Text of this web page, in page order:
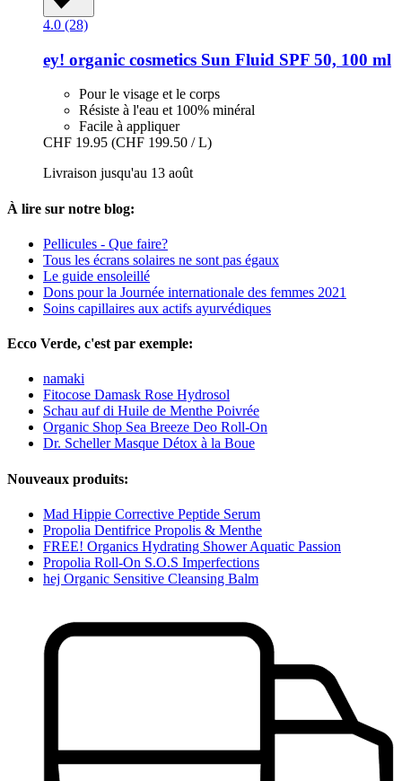
4.0 (28)
ey! organic cosmetics Sun Fluid SPF 50, 100 ml
Pour le visage et le corps
Résiste à l'eau et 100% minéral
Facile à appliquer
CHF 19.95 (CHF 199.50 / L)
Livraison jusqu'au 13 août
À lire sur notre blog:
Pellicules - Que faire?
Tous les écrans solaires ne sont pas égaux
Le guide ensoleillé
Dons pour la Journée internationale des femmes 2021
Soins capillaires aux actifs ayurvédiques
Ecco Verde, c'est par exemple:
namaki
Fitocose Damask Rose Hydrosol
Schau auf di Huile de Menthe Poivrée
Organic Shop Sea Breeze Deo Roll-On
Dr. Scheller Masque Détox à la Boue
Nouveaux produits:
Mad Hippie Corrective Peptide Serum
Propolia Dentifrice Propolis & Menthe
FREE! Organics Hydrating Shower Aquatic Passion
Propolia Roll-On S.O.S Imperfections
hej Organic Sensitive Cleansing Balm